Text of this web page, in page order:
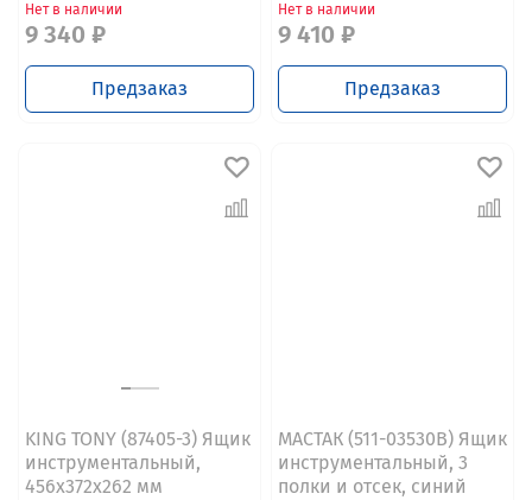
Нет в наличии
9 340 ₽
Предзаказ
Нет в наличии
9 410 ₽
Предзаказ
KING TONY (87405-3) Ящик
инструментальный,
456х372х262 мм
МАСТАК (511-03530B) Ящик
инструментальный, 3
полки и отсек, синий